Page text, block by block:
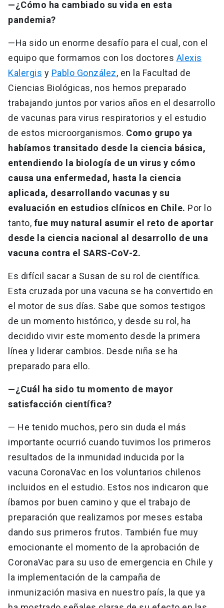
—¿Cómo ha cambiado su vida en esta
pandemia?
—Ha sido un enorme desafío para el cual, con el
equipo que formamos con los doctores Alexis
Kalergis y Pablo González, en la Facultad de
Ciencias Biológicas, nos hemos preparado
trabajando juntos por varios años en el desarrollo
de vacunas para virus respiratorios y el estudio
de estos microorganismos. Como grupo ya
habíamos transitado desde la ciencia básica,
entendiendo la biología de un virus y cómo
causa una enfermedad, hasta la ciencia
aplicada, desarrollando vacunas y su
evaluación en estudios clínicos en Chile. Por lo
tanto, fue muy natural asumir el reto de aportar
desde la ciencia nacional al desarrollo de una
vacuna contra el SARS-CoV-2.
Es difícil sacar a Susan de su rol de científica.
Esta cruzada por una vacuna se ha convertido en
el motor de sus días. Sabe que somos testigos
de un momento histórico, y desde su rol, ha
decidido vivir este momento desde la primera
línea y liderar cambios. Desde niña se ha
preparado para ello.
—¿Cuál ha sido tu momento de mayor
satisfacción científica?
— He tenido muchos, pero sin duda el más
importante ocurrió cuando tuvimos los primeros
resultados de la inmunidad inducida por la
vacuna CoronaVac en los voluntarios chilenos
incluidos en el estudio. Estos nos indicaron que
íbamos por buen camino y que el trabajo de
preparación que realizamos por meses estaba
dando sus primeros frutos. También fue muy
emocionante el momento de la aprobación de
CoronaVac para su uso de emergencia en Chile y
la implementación de la campaña de
inmunización masiva en nuestro país, la que ya